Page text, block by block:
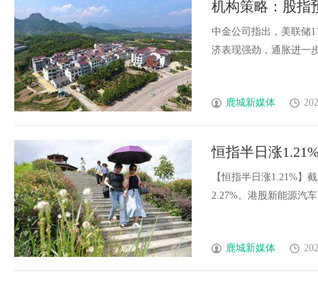
机构策略：股指
板块
中金公司指出，美联储
济表现强劲，通胀进一
鹿城新媒体
恒指半日涨
【恒指半日涨1.21%】
2.27%。港股新能源汽
鹿城新媒体